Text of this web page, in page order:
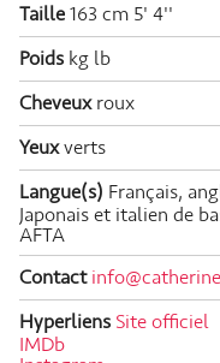
Taille163 cm 5' 4''
Poids kg lb
Cheveux roux
Yeuxverts
Langue(s) Français,
Japonais et italien de
AFTA
Contact
Hyperliens Site officiel
IMDb